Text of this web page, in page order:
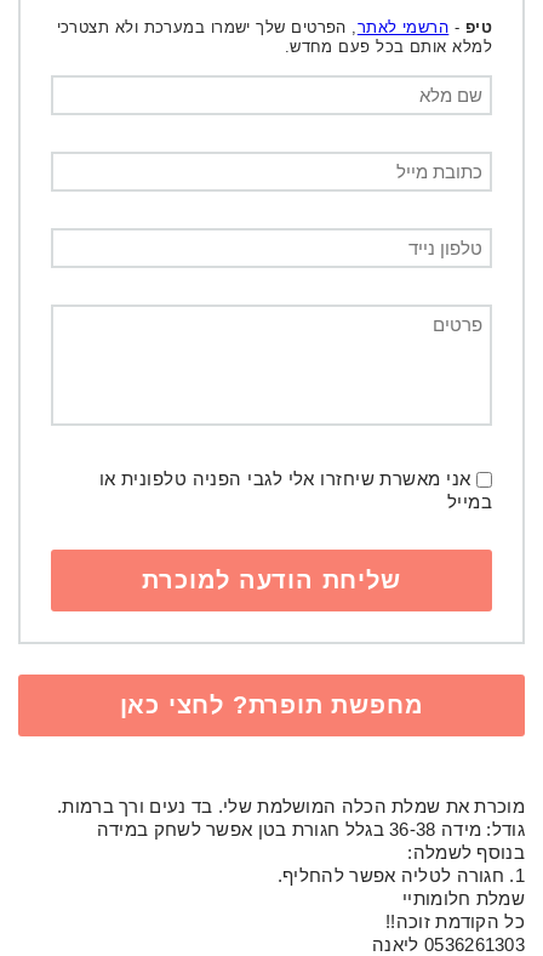
טיפ - הרשמי לאתר, הפרטים שלך ישמרו במערכת ולא תצטרכי
למלא אותם בכל פעם מחדש.
אני מאשרת שיחזרו אלי לגבי הפניה טלפונית או
במייל
מחפשת תופרת? לחצי כאן
מוכרת את שמלת הכלה המושלמת שלי. בד נעים ורך ברמות.
גודל: מידה 36-38 בגלל חגורת בטן אפשר לשחק במידה
בנוסף לשמלה:
1. חגורה לטליה אפשר להחליף.
שמלת חלומותיי
כל הקודמת זוכה!!
0536261303 ליאנה